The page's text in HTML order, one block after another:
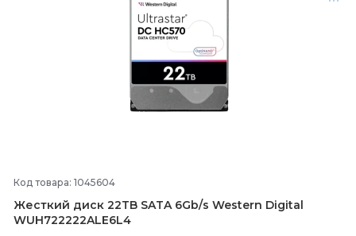
Код товара: 1045604
Жесткий диск 22TB SATA 6Gb/s Western Digital
WUH722222ALE6L4